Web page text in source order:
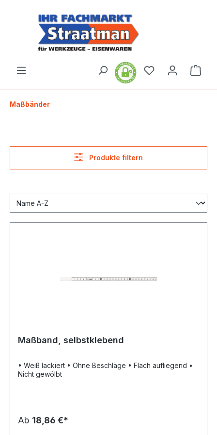
Maßbänder
Produkte filtern
Maßband, selbstklebend
• Weiß lackiert • Ohne Beschläge • Flach aufliegend •
Nicht gewölbt
Ab 18,86 €*